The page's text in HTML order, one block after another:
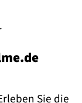
Sie die